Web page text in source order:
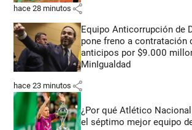
hace 28 minutos share
Equipo Anticorrupción de
pone freno a contratación
anticipos por $9.000
MinIgualdad
hace 23 minutos share
¿Por qué Atlético
el séptimo mejor equipo